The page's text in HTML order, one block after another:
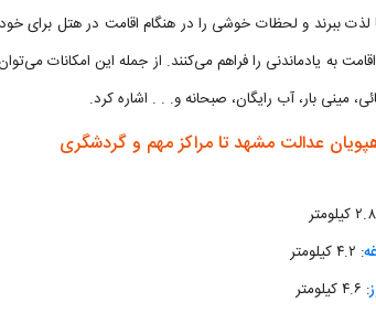
ببرند و لحظات خوشی را در هنگام اقامت در هتل برای خود
به یادماندنی را فراهم می‌کنند. از جمله این امکانات
مینی بار، آب رایگان، صبحانه و. . . اشاره کرد.
عدالت مشهد تا مراکز مهم و گردشگری
: ۴.۲ کیلومتر
: ۴.۶ کیلومتر